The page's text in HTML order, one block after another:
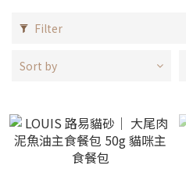
Filter
Sort by